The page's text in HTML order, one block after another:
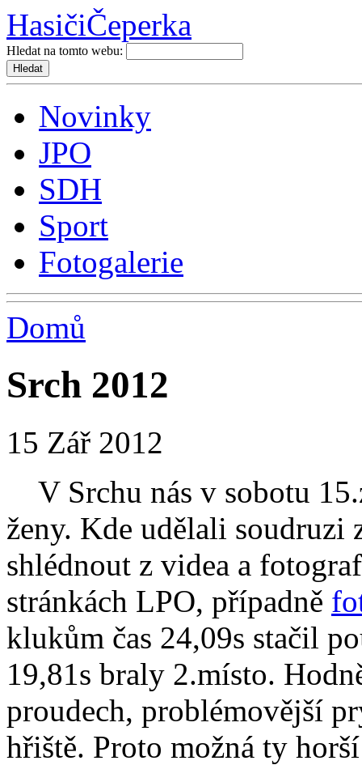
HasičiČeperka
Hledat na tomto webu:
Novinky
JPO
SDH
Sport
Fotogalerie
Domů
Srch 2012
15 Zář 2012
V Srchu nás v sobotu
ženy. Kde udělali soudruzi
shlédnout z videa a
stránkách LPO, případně
klukům čas 24,09s stačil
19,81s braly 2.místo.
proudech, problémovější
hřiště. Proto možná ty